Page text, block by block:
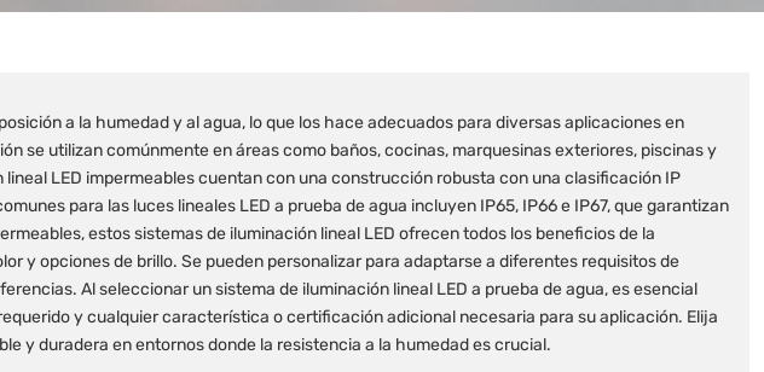
a la humedad y al agua, lo que los hace adecuados para diversas aplicaciones en
se utilizan comúnmente en áreas como baños, cocinas, marquesinas exteriores, piscinas y
LED impermeables cuentan con una construcción robusta con una clasificación IP
para las luces lineales LED a prueba de agua incluyen IP65, IP66 e IP67, que garantizan
estos sistemas de iluminación lineal LED ofrecen todos los beneficios de la
y opciones de brillo. Se pueden personalizar para adaptarse a diferentes requisitos de
Al seleccionar un sistema de iluminación lineal LED a prueba de agua, es esencial
y cualquier característica o certificación adicional necesaria para su aplicación. Elija
y duradera en entornos donde la resistencia a la humedad es crucial.